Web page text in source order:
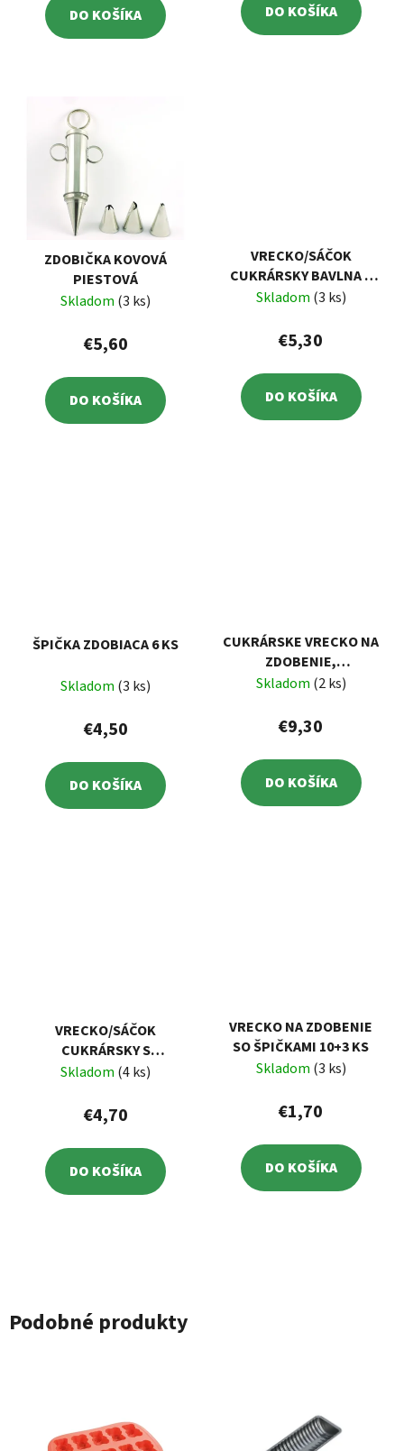
DO KOŠÍKA DO KOŠÍKA
ZDOBIČKA KOVOVÁ
PIESTOVÁ
Skladom (3 ks)
€5,60
DO KOŠÍKA
VRECKO/SÁČOK
CUKRÁRSKY BAVLNA +
ŠPIČKY
Skladom (3 ks)
€5,30
DO KOŠÍKA
ŠPIČKA ZDOBIACA 6 KS
Skladom (3 ks)
€4,50
DO KOŠÍKA
CUKRÁRSKE VRECKO NA
ZDOBENIE,
POGUMOVANÉ, 7
Skladom (2 ks)
€9,30
DO KOŠÍKA
VRECKO/SÁČOK
CUKRÁRSKY S
PROTIŠMYKOVÝM
Skladom (4 ks)
€4,70
DO KOŠÍKA
VRECKO NA ZDOBENIE
SO ŠPIČKAMI 10+3 KS
Skladom (3 ks)
€1,70
DO KOŠÍKA
Podobné produkty